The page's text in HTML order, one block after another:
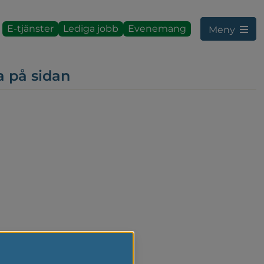
E-tjänster Lediga jobb Evenemang Meny
på sidan